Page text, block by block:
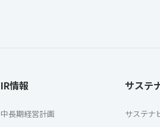
IR情報
中長期経営計画
サステ
サステナ